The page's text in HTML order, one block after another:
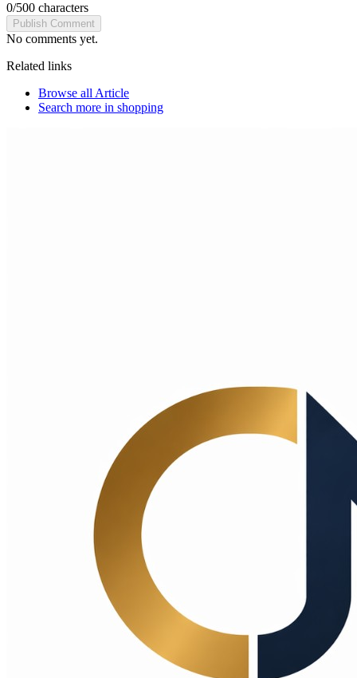
0/500 characters
Publish Comment
No comments yet.
Related links
Browse all Article
Search more in shopping